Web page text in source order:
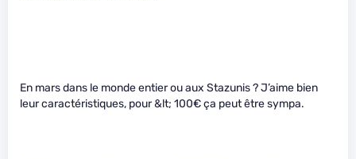
En mars dans le monde entier ou aux Stazunis ? J’aime bien
leur caractéristiques, pour &lt; 100€ ça peut être sympa.